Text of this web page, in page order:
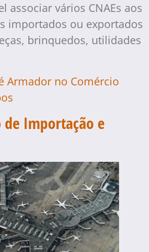
associar vários CNAEs aos
importados ou exportados
brinquedos, utilidades
Armador no Comércio
de Importação e